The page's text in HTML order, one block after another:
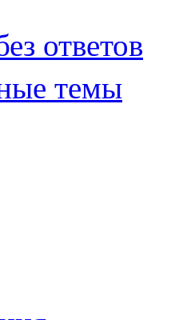
ответов
темы